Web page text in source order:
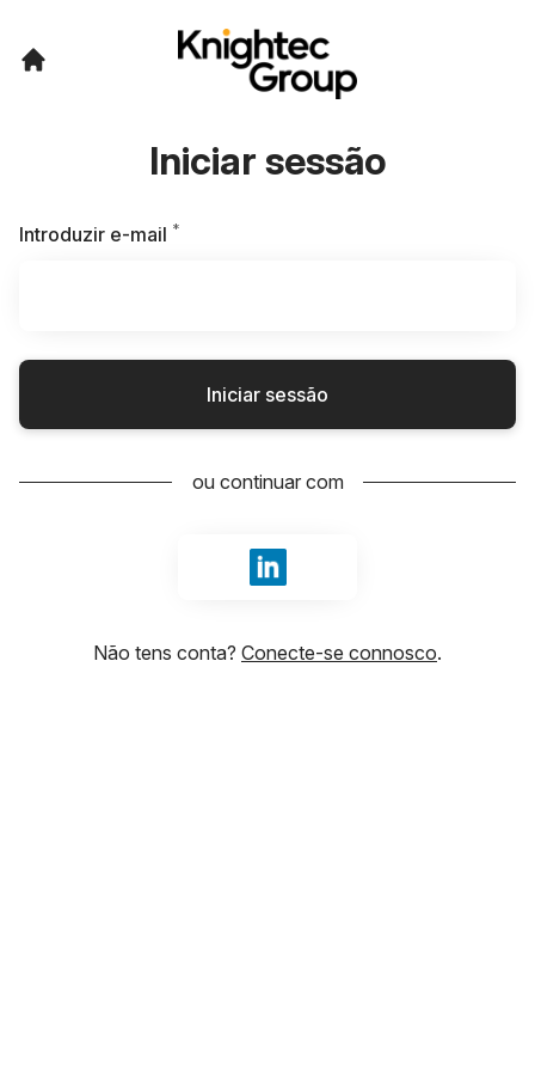
Iniciar sessão
Introduzir e-mail *
Iniciar sessão
ou continuar com
Iniciar sessão com LinkedIn
Não tens conta? Conecte-se connosco.